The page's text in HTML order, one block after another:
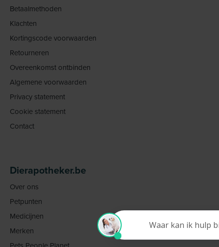
Betaalmethoden
Klachten
Kortingscode voorwaarden
Retourneren
Overeenkomst ontbinden
Algemene voorwaarden
Privacy statement
Cookie statement
Contact
Dierapotheker.be
Over ons
Petpunten
Medicijnen
Merken